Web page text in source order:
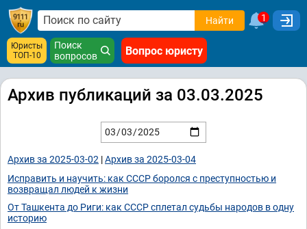
Найти 1
Юристы
ТОП-10
Поиск
вопросов
Вопрос юристу
Архив публикаций за 03.03.2025
Архив за 2025-03-02 |Архив за 2025-03-04
Исправить и научить: как СССР боролся с преступностью и
возвращал людей к жизни
От Ташкента до Риги: как СССР сплетал судьбы народов в одну
историю